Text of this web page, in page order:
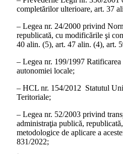
completărilor ulterioare, art. 37
– Legea nr. 24/2000 privind
republicată, cu modificările şi
40 alin. (5), art. 47 alin. (4), art.
– Legea nr. 199/1997 Ratificarea
autonomiei locale;
– HCL nr. 154/2012 Statutul
Teritoriale;
– Legea nr. 52/2003 privind
administraţia publică,
metodologice de aplicare a
831/2022;